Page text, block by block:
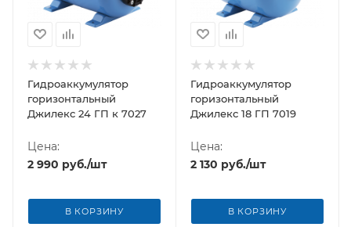
Гидроаккумулятор
горизонтальный
Джилекс 24 ГП к 7027
Цена:
2 990 руб./шт
В КОРЗИНУ
Гидроаккумулятор
горизонтальный
Джилекс 18 ГП 7019
Цена:
2 130 руб./шт
В КОРЗИНУ